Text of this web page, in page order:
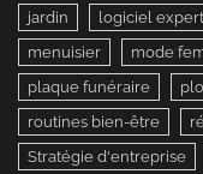
jardin
logiciel
menuisier
mode
plaque funéraire
routines bien-être
Stratégie d'entreprise